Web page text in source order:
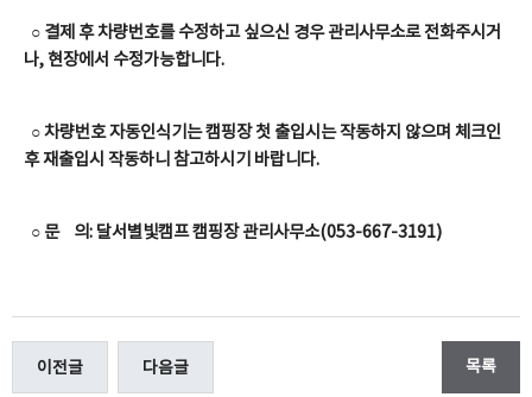
○ 결제 후차량번호를 수정하고 싶으신 경우관리사무소로전화주시거
나, 현장에서 수정가능합니다.
○차량번호 자동인식기는 캠핑장 첫 출입시는 작동하지 않으며 체크인
후 재출입시 작동하니 참고하시기 바랍니다.
○ 문 의: 달서별빛캠프 캠핑장 관리사무소(053-667-3191)
이전글 다음글 목록